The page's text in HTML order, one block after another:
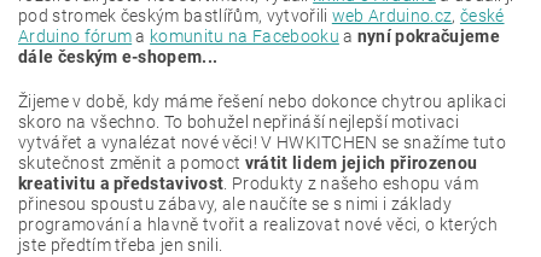
pod stromek českým bastlířům, vytvořili web Arduino.cz, české
Arduino fóruma komunitu na Facebooku a nyní pokračujeme
dále českým e-shopem...
Žijeme v době, kdy máme řešení nebo dokonce chytrou aplikaci
skoro na všechno. To bohužel nepřináší nejlepší motivaci
vytvářet a vynalézat nové věci! V HWKITCHEN se snažíme tuto
skutečnost změnit a pomoct vrátit lidem jejich přirozenou
kreativitu a představivost. Produkty z našeho eshopu vám
přinesou spoustu zábavy, ale naučíte se s nimi i základy
programování a hlavně tvořit a realizovat nové věci, o kterých
jste předtím třeba jen snili.